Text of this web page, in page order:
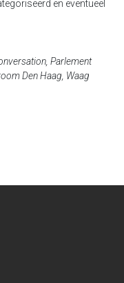
en eventueel
Parlement
Den Haag, Waag